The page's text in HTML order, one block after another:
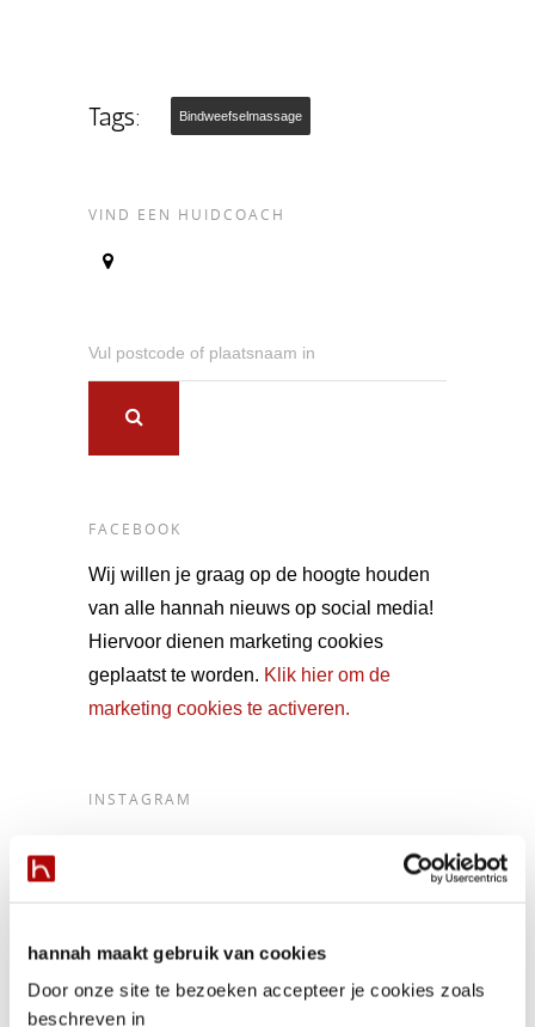
hannah maakt gebruik van cookies
Door onze site te bezoeken accepteer je cookies zoals
beschreven in
Tags: Bindweefselmassage
VIND EEN HUIDCOACH
Vul postcode of plaatsnaam in
FACEBOOK
Wij willen je graag op de hoogte houden
van alle hannah nieuws op social media!
Hiervoor dienen marketing cookies
geplaatst te worden. Klik hier om de
marketing cookies te activeren.
INSTAGRAM
Denise’s festive skin preps